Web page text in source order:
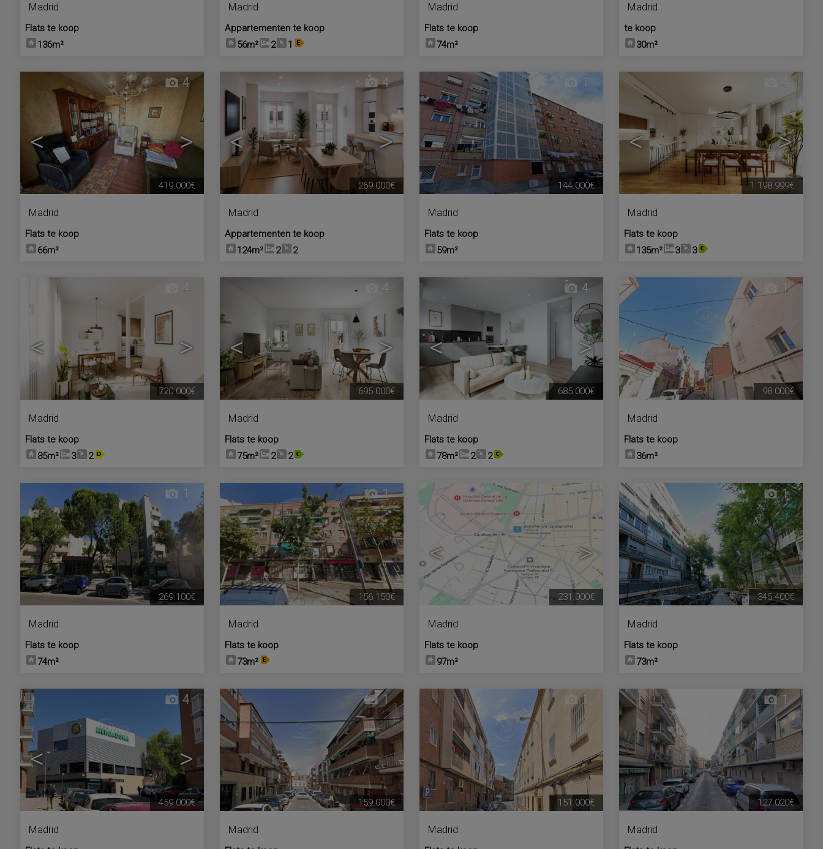
Madrid
Flats te koop
136m²
Madrid
Appartementen te koop
56m²
2 1
Madrid
Flats te koop
74m²
Madrid
te koop
30m²
< >
4
Madrid
Flats te koop
66m²
419.000€
< >
4
Madrid
Appartementen te koop
124m²
2 2
269.000€
1
Madrid
Flats te koop
59m²
144.000€
< >
4
Madrid
Flats te koop
135m²
3 3
1.198.999€
< >
4
Madrid
Flats te koop
85m²
3 2
720.000€
< >
4
Madrid
Flats te koop
75m²
2 2
695.000€
< >
4
Madrid
Flats te koop
78m²
2 2
685.000€
1
Madrid
Flats te koop
36m²
98.000€
1
Madrid
Flats te koop
74m²
269.100€
1
Madrid
Flats te koop
73m²
156.150€
< >
2
Madrid
Flats te koop
97m²
231.000€
1
Madrid
Flats te koop
73m²
345.400€
< >
4
Madrid
459.000€
1
Madrid
159.000€
1
Madrid
151.000€
1
Madrid
127.020€